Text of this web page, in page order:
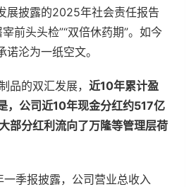
展披露的2025年社会责任报告
前头头检”“双倍休药期”。如今
诺沦为一纸空文。
品的双汇发展， 近10年累计盈
，公司近10年现金分红约517亿
部分红利流向了万隆等管理层荷
季报披露，公司营业总收入